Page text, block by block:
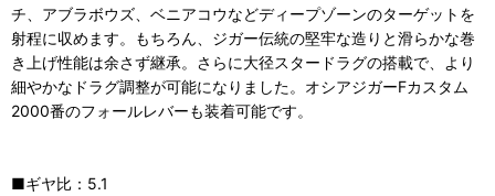
チ、アブラボウズ、ベニアコウなどディープゾーンのターゲットを
射程に収めます。もちろん、ジガー伝統の堅牢な造りと滑らかな巻
き上げ性能は余さず継承。さらに大径スタードラグの搭載で、より
細やかなドラグ調整が可能になりました。オシアジガーFカスタム
2000番のフォールレバーも装着可能です。
■ギヤ比：5.1